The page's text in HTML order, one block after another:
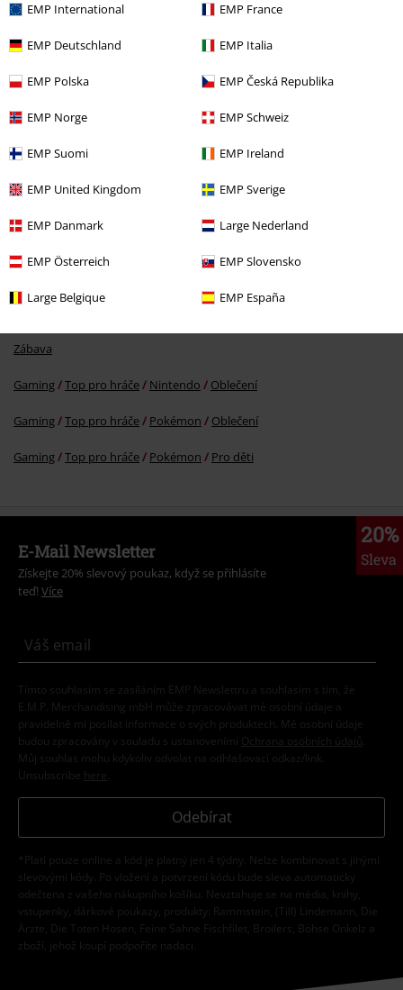
EMP International EMP France
EMP Deutschland EMP Italia
EMP Polska EMP Česká Republika
EMP Norge EMP Schweiz
EMP Suomi EMP Ireland
EMP United Kingdom EMP Sverige
EMP Danmark Large Nederland
EMP Österreich EMP Slovensko
Large Belgique EMP España
Naposledy navštívené
DMCKč 699,00
Zábava
Gaming Top pro hráče Nintendo Oblečení
Gaming Top pro hráče Pokémon Oblečení
Gaming Top pro hráče Pokémon Pro děti
20%
Sleva
E-Mail Newsletter
Získejte 20% slevový poukaz, když se přihlásíte
teď! Více
Tímto souhlasím se zasíláním EMP Newslettru a souhlasím s tím, že
E.M.P. Merchandising mbH může zpracovávat mé osobní údaje a
pravidelně mi posílat informace o svých produktech. Mé osobní údaje
budou zpracovány v souladu s ustanoveními
Ochrana osobních údajů
Můj souhlas mohu kdykoliv odvolat na odhlašovací odkaz/link.
Unsubscribe here
Odebírat
*Platí pouze online a kód je platný jen 4 týdny. Nelze kombinovat s jinými
slevovými kódy. Po vložení a potvrzení kódu bude sleva automaticky
odečtena z vašeho nákupního košíku. Nevztahuje se na média, knihy,
vstupenky, dárkové poukazy, produkty: Rammstein, (Till) Lindemann, Die
Ärzte, Die Toten Hosen, Feine Sahne Fischfilet, Broilers, Böhse Onkelz a
zboží, jehož koupí podpoříte nadaci.